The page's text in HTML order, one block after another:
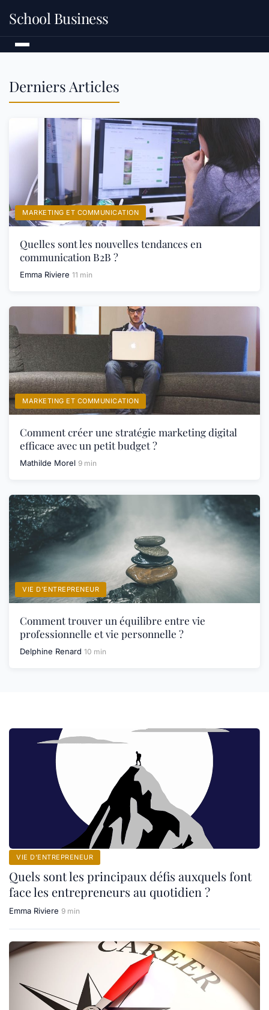
School Business
Derniers Articles
MARKETING ET COMMUNICATION
Quelles sont les nouvelles tendances en
communication B2B ?
Emma Riviere 11 min
MARKETING ET COMMUNICATION
Comment créer une stratégie marketing digital
efficace avec un petit budget ?
Mathilde Morel 9 min
VIE D’ENTREPRENEUR
Comment trouver un équilibre entre vie
professionnelle et vie personnelle ?
Delphine Renard 10 min
VIE D’ENTREPRENEUR
Quels sont les principaux défis auxquels font
face les entrepreneurs au quotidien ?
Emma Riviere 9 min